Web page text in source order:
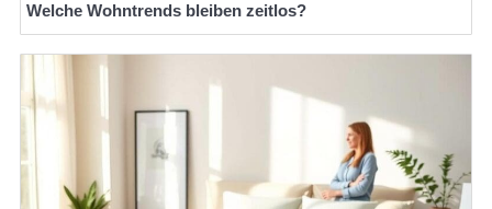
Welche Wohntrends bleiben zeitlos?